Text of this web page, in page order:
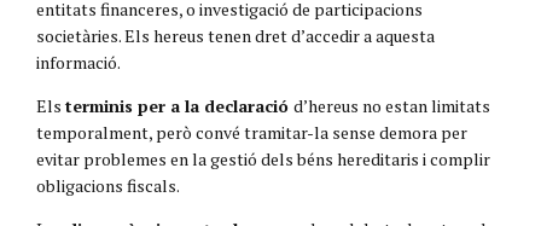
entitats financeres, o investigació de participacions
societàries. Els hereus tenen dret d’accedir a aquesta
informació.
Els terminis per a la declaració d’hereus no estan limitats
temporalment, però convé tramitar-la sense demora per
evitar problemes en la gestió dels béns hereditaris i complir
obligacions fiscals.